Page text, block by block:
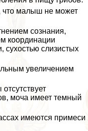
что малыш не может
сознания,
координации
сухостью слизистых
увеличением
моча имеет темный
имеются примеси